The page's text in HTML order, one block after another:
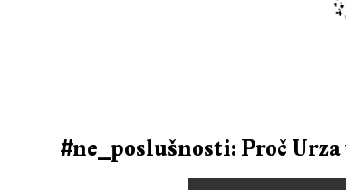
#ne_poslušnosti: Proč